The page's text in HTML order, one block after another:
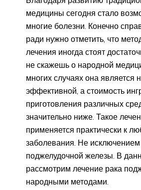
медицины сегодня стало
многие болезни. Конечно
ради нужно отметить, что
лечения иногда стоят
не скажешь о народной
многих случаях она является
эффективной, а стоимость
приготовления различных
значительно ниже. Такое
применяется практически к
заболевания. Не исключением
поджелудочной железы. В
рассмотрим лечение рака
народными методами.